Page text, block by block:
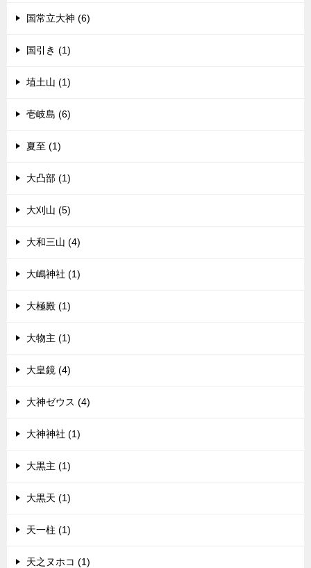
国常立大神 (6)
国引き (1)
埴土山 (1)
壱岐島 (6)
夏至 (1)
大凸部 (1)
大刈山 (5)
大和三山 (4)
大嶋神社 (1)
大極殿 (1)
大物主 (1)
大皇鏡 (4)
大神ゼウス (4)
大神神社 (1)
大黒主 (1)
大黒天 (1)
天一柱 (1)
天之ヌホコ (1)